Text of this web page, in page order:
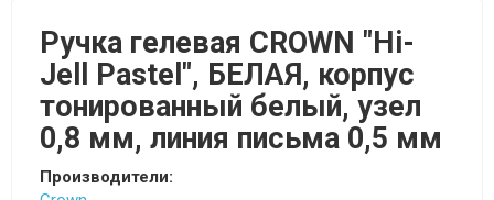
Ручка гелевая CROWN "Hi-
Jell Pastel", БЕЛАЯ, корпус
тонированный белый, узел
0,8 мм, линия письма 0,5 мм
Производители: